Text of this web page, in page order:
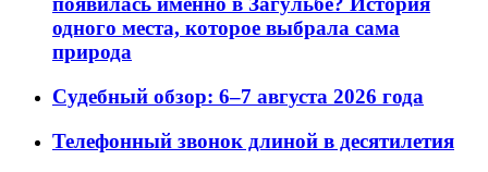
одного места, которое выбрала сама
природа
Судебный обзор: 6–7 августа 2026 года
Телефонный звонок длиной в десятилетия